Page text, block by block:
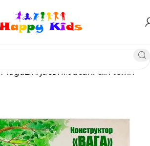
Magazin jucării Jucării din lemn